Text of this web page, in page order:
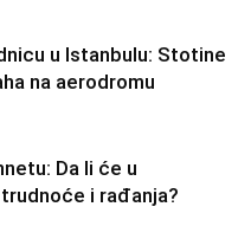
u Istanbulu: Stotine
na aerodromu
Da li će u
i rađanja?